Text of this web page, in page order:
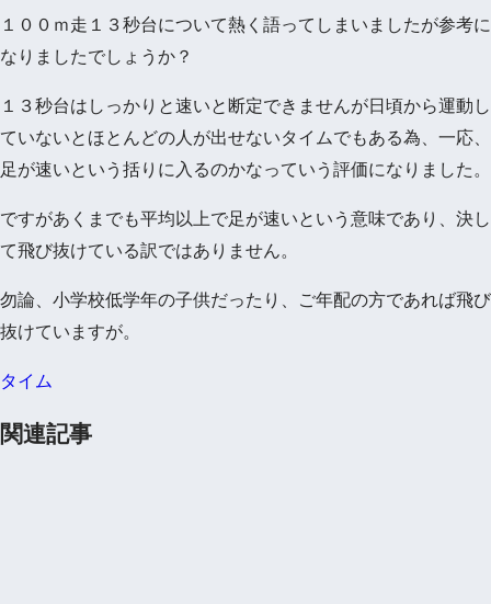
１００ｍ走１３秒台について熱く語ってしまいましたが参考に
なりましたでしょうか？
１３秒台はしっかりと速いと断定できませんが日頃から運動し
ていないとほとんどの人が出せないタイムでもある為、一応、
足が速いという括りに入るのかなっていう評価になりました。
ですがあくまでも平均以上で足が速いという意味であり、決し
て飛び抜けている訳ではありません。
勿論、小学校低学年の子供だったり、ご年配の方であれば飛び
抜けていますが。
タイム
関連記事